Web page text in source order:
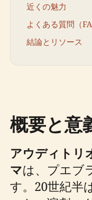
近くの魅力
よくある質問（
結論とリソース
概要と意
アウディトリ
マは、プエブ
す。20世紀半